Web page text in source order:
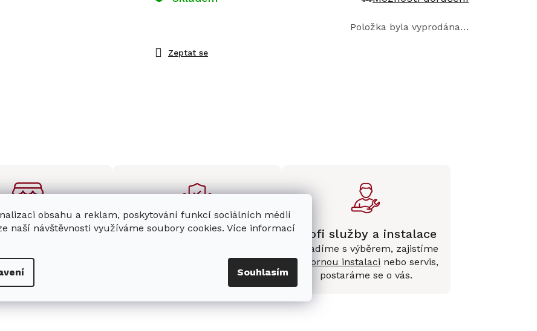
obsahu a reklam, poskytování funkcí sociálních médií
naší návštěvnosti využíváme soubory cookies. Více informací
Souhlasím
Položka byla vyprodána…
Zeptat se
prodejna
jednoduše u
zaparkovat.
Stabilní prodejce
domácích spotřebičů Miele se
zkušenostmi od roku 2001.
Profi služby a instalace
Poradíme s výběrem, zajistíme
odbornou instalaci nebo servis,
postaráme se o vás.